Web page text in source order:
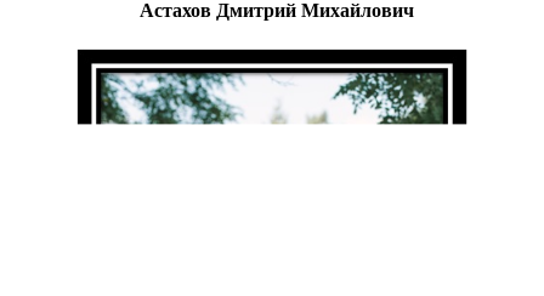
Астахов Дмитрий Михайлович